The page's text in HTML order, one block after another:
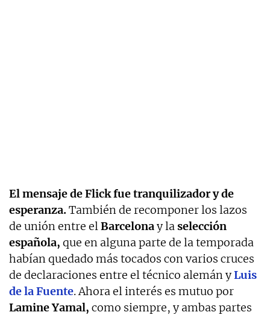
El mensaje de Flick fue tranquilizador y de
esperanza.También de recomponer los lazos
de unión entre elBarcelonay laselección
española, que en alguna parte de la temporada
habían quedado más tocados con varios cruces
de declaraciones entre el técnico alemán yLuis
de la Fuente. Ahora el interés es mutuo por
Lamine Yamal, como siempre, y ambas partes